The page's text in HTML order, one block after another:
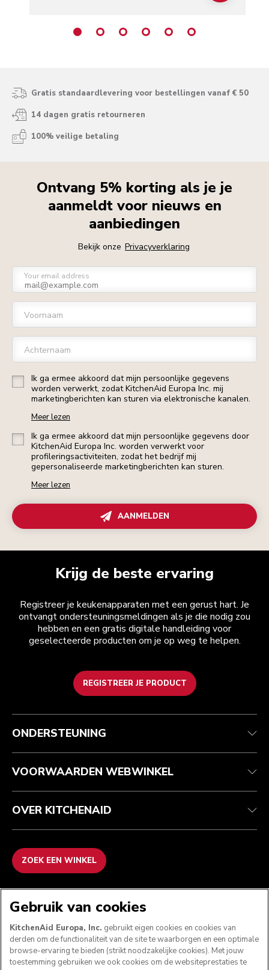
Gratis standaardlevering voor bestellingen vanaf € 50
14 dagen gratis retourneren
100% veilige betaling
Ontvang 5% korting als je je
aanmeldt voor nieuws en
aanbiedingen
Bekijk onze Privacyverklaring
Your email address
Voornaam
Achternaam
Ik ga ermee akkoord dat mijn persoonlijke gegevens
worden verwerkt, zodat KitchenAid Europa Inc. mij
marketingberichten kan sturen via elektronische kanalen.
Meer lezen
Ik ga ermee akkoord dat mijn persoonlijke gegevens door
KitchenAid Europa Inc. worden verwerkt voor
profileringsactiviteiten, zodat het bedrijf mij
gepersonaliseerde marketingberichten kan sturen.
Meer lezen
AANMELDEN
Krijg de beste ervaring
Registreer je keukenapparaten met een gerust hart. Je
ontvangt ondersteuningsmeldingen als je die nodig zou
hebben en een gratis digitale handleiding voor
geselecteerde producten om je op weg te helpen.
REGISTREER JE PRODUCT
Health check
Je bestelling volgen
Garantie en documenten
Veelgestelde vragen
Algemene voorwaarden
Retournering en terugbetaling
Imprint
ODR
Het merk
Zoek een winkel
ONDERSTEUNING
VOORWAARDEN WEBWINKEL
OVER KITCHENAID
ZOEK EEN WINKEL
VOLG ONS
Gebruik van cookies
KitchenAid Europa, Inc. gebruikt eigen cookies en cookies van
derden om de functionaliteit van de site te waarborgen en een optimale
browse-ervaring te bieden (strikt noodzakelijke cookies). Met jouw
toestemming gebruiken we ook cookies om de websiteprestaties te